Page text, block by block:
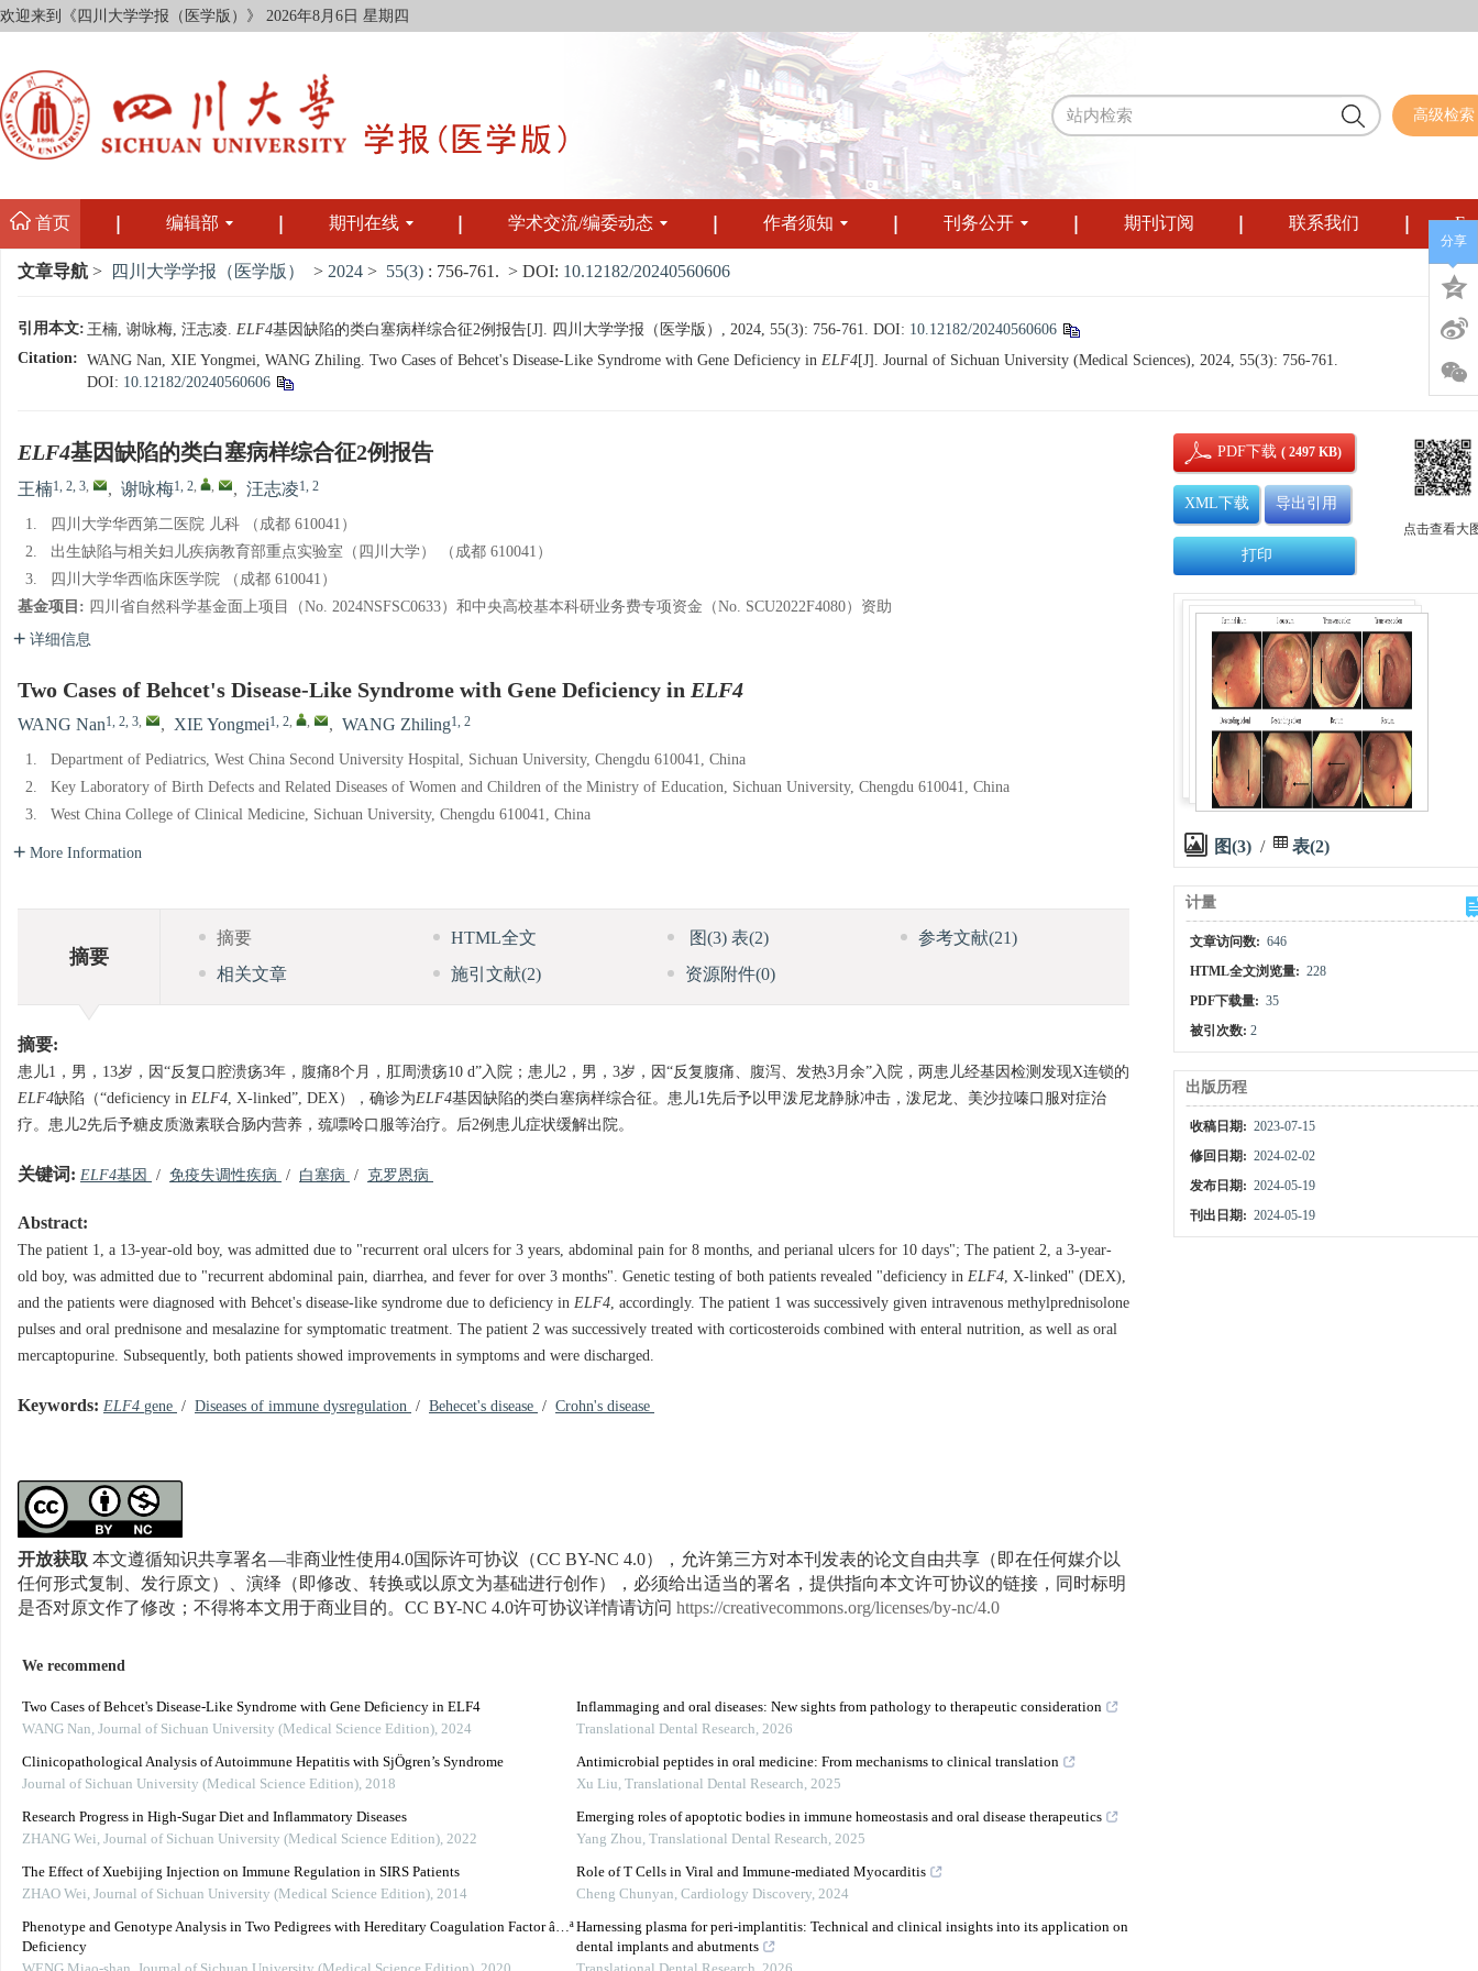
欢迎来到《四川大学学报（医学版）》 2026年8月6日 星期四
高级检索
首页 编辑部 期刊在线 学术交流/编委动态 作者须知 刊务公开 期刊订阅 联系我们
文章导航 > 四川大学学报（医学版） > 2024 > 55(3) : 756-761. > DOI: 10.12182/20240560606
引用本文:王楠, 谢咏梅, 汪志凌. ELF4基因缺陷的类白塞病样综合征2例报告[J]. 四川大学学报（医学版）, 2024, 55(3): 756-761. DOI: 10.12182/20240560606
Citation: WANG Nan, XIE Yongmei, WANG Zhiling. Two Cases of Behcet's Disease-Like Syndrome with Gene Deficiency in ELF4[J]. Journal of Sichuan University (Medical Sciences), 2024, 55(3): 756-761.
DOI: 10.12182/20240560606
ELF4基因缺陷的类白塞病样综合征2例报告
王楠1, 2, 3, , 谢咏梅1, 2, , , 汪志凌1, 2
1.
四川大学华西第二医院 儿科 （成都 610041）
2.
出生缺陷与相关妇儿疾病教育部重点实验室（四川大学） （成都 610041）
3.
四川大学华西临床医学院 （成都 610041）
基金项目: 四川省自然科学基金面上项目（No. 2024NSFSC0633）和中央高校基本科研业务费专项资金（No. SCU2022F4080）资助
详细信息
Two Cases of Behcet's Disease-Like Syndrome with Gene Deficiency in ELF4
WANG Nan1, 2, 3, , XIE Yongmei1, 2, , , WANG Zhiling1, 2
1.
Department of Pediatrics, West China Second University Hospital, Sichuan University, Chengdu 610041, China
2.
Key Laboratory of Birth Defects and Related Diseases of Women and Children of the Ministry of Education, Sichuan University, Chengdu 610041, China
3.
West China College of Clinical Medicine, Sichuan University, Chengdu 610041, China
More Information
摘要
摘要 HTML全文 图(3)表(2) 参考文献(21)
相关文章
施引文献(2) 资源附件(0)
摘要:
患儿1，男，13岁，因“反复口腔溃疡3年，腹痛8个月，肛周溃疡10 d”入院；患儿2，男，3岁，因“反复腹痛、腹泻、发热3月余”入院，两患儿经基因检测发现X连锁的
ELF4缺陷（“deficiency in ELF4, X-linked”, DEX），确诊为ELF4基因缺陷的类白塞病样综合征。患儿1先后予以甲泼尼龙静脉冲击，泼尼龙、美沙拉嗪口服对症治
疗。患儿2先后予糖皮质激素联合肠内营养，巯嘌呤口服等治疗。后2例患儿症状缓解出院。
关键词: ELF4基因 / 免疫失调性疾病 / 白塞病 / 克罗恩病
Abstract:
The patient 1, a 13-year-old boy, was admitted due to "recurrent oral ulcers for 3 years, abdominal pain for 8 months, and perianal ulcers for 10 days"; The patient 2, a 3-year-
old boy, was admitted due to "recurrent abdominal pain, diarrhea, and fever for over 3 months". Genetic testing of both patients revealed "deficiency in ELF4, X-linked" (DEX),
and the patients were diagnosed with Behcet's disease-like syndrome due to deficiency in ELF4, accordingly. The patient 1 was successively given intravenous methylprednisolone
pulses and oral prednisone and mesalazine for symptomatic treatment. The patient 2 was successively treated with corticosteroids combined with enteral nutrition, as well as oral
mercaptopurine. Subsequently, both patients showed improvements in symptoms and were discharged.
Keywords: ELF4 gene / Diseases of immune dysregulation / Behecet's disease / Crohn's disease
开放获取本文遵循知识共享署名—非商业性使用4.0国际许可协议（CC BY-NC 4.0），允许第三方对本刊发表的论文自由共享（即在任何媒介以
任何形式复制、发行原文）、演绎（即修改、转换或以原文为基础进行创作），必须给出适当的署名，提供指向本文许可协议的链接，同时标明
是否对原文作了修改；不得将本文用于商业目的。CC BY-NC 4.0许可协议详情请访问 https://creativecommons.org/licenses/by-nc/4.0
We recommend
Two Cases of Behcet's Disease-Like Syndrome with Gene Deficiency in ELF4
WANG Nan, Journal of Sichuan University (Medical Science Edition), 2024
Clinicopathological Analysis of Autoimmune Hepatitis with SjÖgren’s Syndrome
Journal of Sichuan University (Medical Science Edition), 2018
Research Progress in High-Sugar Diet and Inflammatory Diseases
ZHANG Wei, Journal of Sichuan University (Medical Science Edition), 2022
The Effect of Xuebijing Injection on Immune Regulation in SIRS Patients
ZHAO Wei, Journal of Sichuan University (Medical Science Edition), 2014
Phenotype and Genotype Analysis in Two Pedigrees with Hereditary Coagulation Factor â…ª
Deficiency
Inflammaging and oral diseases: New sights from pathology to therapeutic consideration
Translational Dental Research, 2026
Antimicrobial peptides in oral medicine: From mechanisms to clinical translation
Xu Liu, Translational Dental Research, 2025
Emerging roles of apoptotic bodies in immune homeostasis and oral disease therapeutics
Yang Zhou, Translational Dental Research, 2025
Role of T Cells in Viral and Immune-mediated Myocarditis
Cheng Chunyan, Cardiology Discovery, 2024
Harnessing plasma for peri-implantitis: Technical and clinical insights into its application on
dental implants and abutments
PDF下载( 2497 KB)
XML下载 导出引用
打印
点击查看大
图(3) / 表(2)
计量
文章访问数: 646
HTML全文浏览量: 228
PDF下载量: 35
被引次数:2
出版历程
收稿日期: 2023-07-15
修回日期: 2024-02-02
发布日期: 2024-05-19
刊出日期: 2024-05-19
分享